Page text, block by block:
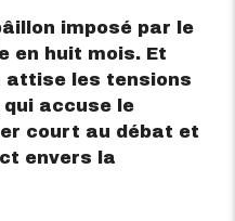
imposé par le
en huit mois. Et
attise les tensions
qui accuse le
court au débat et
envers la